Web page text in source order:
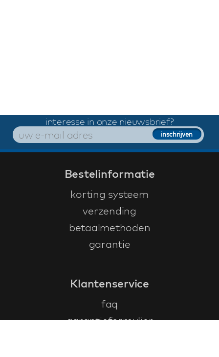
interesse in onze nieuwsbrief?
Bestelinformatie
korting systeem
verzending
betaalmethoden
garantie
Klantenservice
faq
garantieformulier